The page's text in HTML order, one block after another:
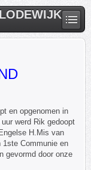
en opgenomen in
werd Rik gedoopt
H.Mis van
1ste Communie en
gevormd door onze